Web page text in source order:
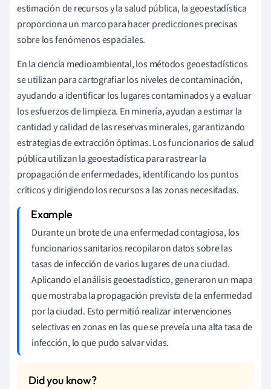
estimación de recursos y la salud pública, la geoestadística
proporciona un marco para hacer predicciones precisas
sobre los fenómenos espaciales.
En la ciencia medioambiental, los métodos geoestadísticos
se utilizan para cartografiar los niveles de contaminación,
ayudando a identificar los lugares contaminados y a evaluar
los esfuerzos de limpieza. En minería, ayudan a estimar la
cantidad y calidad de las reservas minerales, garantizando
estrategias de extracción óptimas. Los funcionarios de salud
pública utilizan la geoestadística para rastrear la
propagación de enfermedades, identificando los puntos
críticos y dirigiendo los recursos a las zonas necesitadas.
Durante un brote de una enfermedad contagiosa, los
funcionarios sanitarios recopilaron datos sobre las
tasas de infección de varios lugares de una ciudad.
Aplicando el análisis geoestadístico, generaron un mapa
que mostraba la propagación prevista de la enfermedad
por la ciudad. Esto permitió realizar intervenciones
selectivas en zonas en las que se preveía una alta tasa de
infección, lo que pudo salvar vidas.